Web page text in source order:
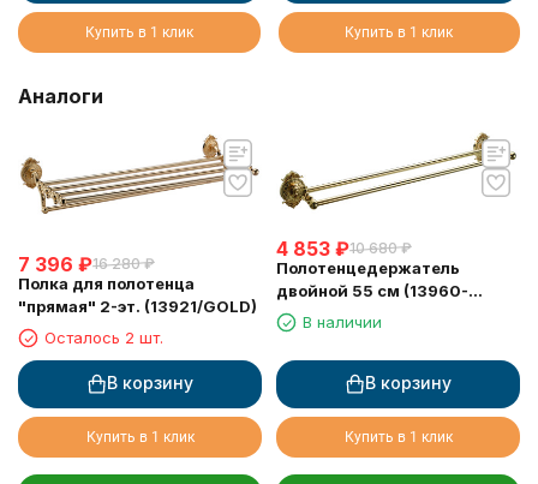
Купить в 1 клик Купить в 1 клик
Аналоги
7 396 ₽16 280 ₽
Полка для полотенца
"прямая" 2-эт. (13921/GOLD)
Осталось 2 шт.
В корзину
Купить в 1 клик
4 853 ₽10 680 ₽
Полотенцедержатель
двойной 55 см (13960-
2/GOLD)
В наличии
В корзину
Купить в 1 клик